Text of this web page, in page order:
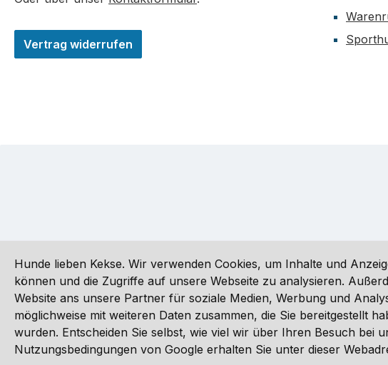
Vertrag widerrufen
Alle Preise inkl. gesetzl. Mehrwertsteuer zzgl.Versandkosten, wenn nicht
© 2026
Hunde lieben Kekse. Wir verwenden Cookies, um Inhalte und
können und die Zugriffe auf unsere Webseite zu analysieren.
Website ans unsere Partner für soziale Medien, Werbung und
möglichweise mit weiteren Daten zusammen, die Sie bereitgestellt
wurden. Entscheiden Sie selbst, wie viel wir über Ihren Besuch
Nutzungsbedingungen von Google erhalten Sie unter dieser